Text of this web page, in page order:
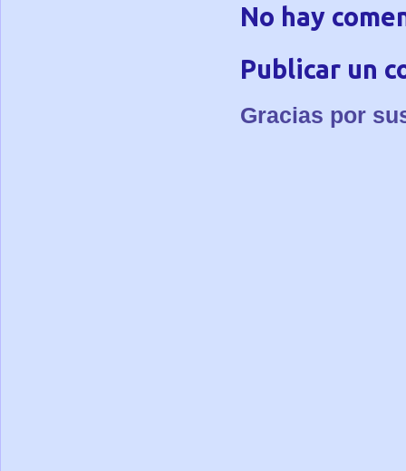
No hay
Publicar un
Gracias por